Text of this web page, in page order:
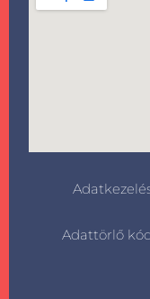
Adattörlő